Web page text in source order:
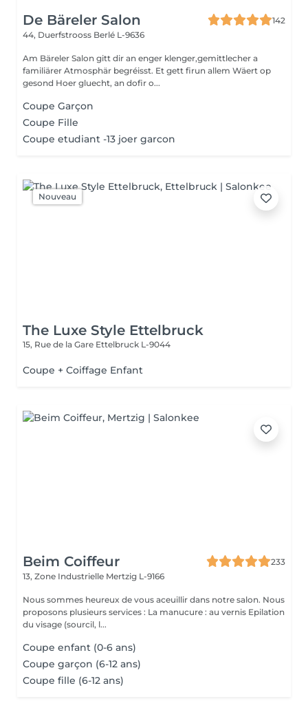
De Bäreler Salon
142
44, Duerfstrooss Berlé L-9636
Am Bäreler Salon gitt dir an enger klenger,gemittlecher a
familiärer Atmosphär begréisst. Et gett firun allem Wäert op
gesond Hoer gluecht, an dofir o...
Coupe Garçon
Coupe Fille
Coupe etudiant -13 joer garcon
Nouveau
The Luxe Style Ettelbruck
15, Rue de la Gare Ettelbruck L-9044
Coupe + Coiffage Enfant
Beim Coiffeur
233
13, Zone Industrielle Mertzig L-9166
Nous sommes heureux de vous aceuillir dans notre salon. Nous
proposons plusieurs services : La manucure : au vernis Epilation
du visage (sourcil, l...
Coupe enfant (0-6 ans)
Coupe garçon (6-12 ans)
Coupe fille (6-12 ans)